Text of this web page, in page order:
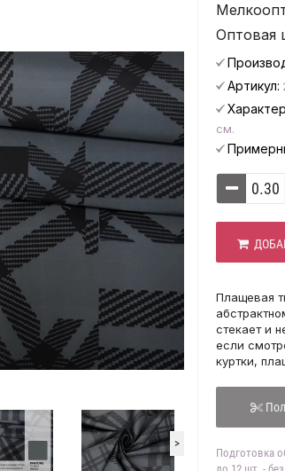
>
Оптовая
Артикул:
см.
Плащевая
стекает и
если
куртки,
Подготовка